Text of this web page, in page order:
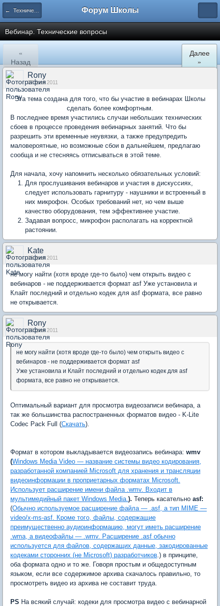
← Технический отдел Форум Школы
Вебинар. Технические вопросы
«
Назад
Далее
»
Rony
07 фев 2011
Эта тема создана для того, что бы участие в вебинарах Школы
сделать более комфортным.
В последнее время участились случаи небольших технических
сбоев в процессе проведения вебинарных занятий. Что бы
разрешить эти временные неувязки, а также предупредить
маловероятные, но возможные сбои в дальнейшем, предлагаю
сообща и не стесняясь отписываться в этой теме.
Для начала, хочу напомнить несколько обязательных условий:
Для прослушивания вебинаров и участия в дискуссиях,
следует использовать гарнитуру - наушники и встроенный в
них микрофон. Особых требований нет, но чем выше
качество оборудования, тем эффективнее участие.
Задавая вопросс, микрофон располагать на корректной
растоянии.
Kate
15 фев 2011
не могу найти (хотя вроде где-то было) чем открыть видео с
вебинаров - не поддерживается формат asf Уже установила и
Клайт последний и отдельно кодек для asf формата, все равно
не открывается.
Rony
16 фев 2011
не могу найти (хотя вроде где-то было) чем открыть видео с
вебинаров - не поддерживается формат asf
Уже установила и Клайт последний и отдельно кодек для asf
формата, все равно не открывается.
Оптимальный вариант для просмотра видеозаписи вебинара, а
так же большинства распостраненных форматов видео - K-Lite
Codec Pack Full (Скачать).
Формат в котором выкладывается видеозапись вебинара: wmv
(Windows Media Video — название системы видео кодирования,
разработанной компанией Microsoft для хранения и трансляции
видеоинформации в проприетарных форматах Microsoft.
Использует расширение имени файла .wmv. Входит в
мультимедийный пакет Windows Media.). Теперь касательно asf:
(Обычно используемое расширение файла — .asf, а тип MIME —
video/x-ms-asf. Кроме того, файлы, содержащие
преимущественно аудиоинформацию, могут иметь расширение
.wma, а видеофайлы — .wmv. Расширение .asf обычно
используется для файлов, содержащих данные, закодированные
кодеками сторонних (не Microsoft) разработчиков.) в принципе,
оба формата одно и то же. Говоря простым и общедоступным
языком, если все содержимое архива скачалось правильно, то
просмотреть видео из архива не составит труда.
PS На всякий случай: кодеки для просмотра видео с вебинарной